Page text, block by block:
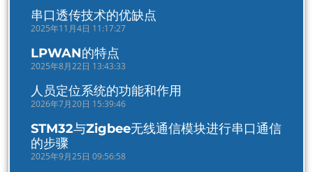
串口透传技术的优缺点
2025年11月4日 11:17:27
LPWAN的特点
2025年8月22日 13:43:33
人员定位系统的功能和作用
2026年7月20日 15:39:46
STM32与Zigbee无线通信模块进行串口通信
的步骤
2025年9月25日 09:56:58